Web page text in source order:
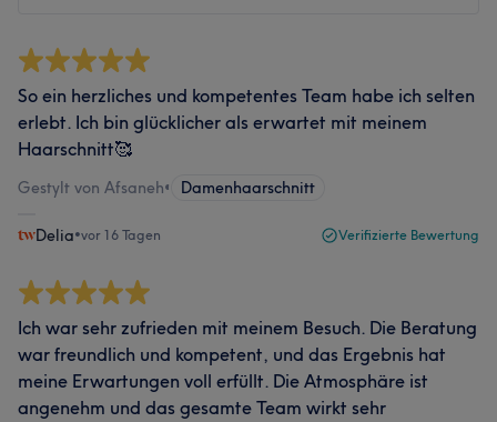
So ein herzliches und kompetentes Team habe ich selten
erlebt. Ich bin glücklicher als erwartet mit meinem
Haarschnitt🥰
Gestylt von Afsaneh• Damenhaarschnitt
Delia•vor 16 Tagen Verifizierte Bewertung
Ich war sehr zufrieden mit meinem Besuch. Die Beratung
war freundlich und kompetent, und das Ergebnis hat
meine Erwartungen voll erfüllt. Die Atmosphäre ist
angenehm und das gesamte Team wirkt sehr